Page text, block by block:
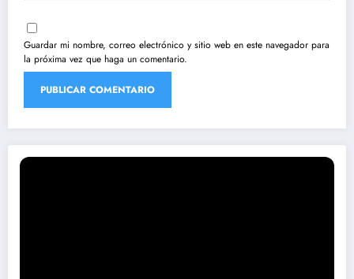
Guardar mi nombre, correo electrónico y sitio web en este navegador para
la próxima vez que haga un comentario.